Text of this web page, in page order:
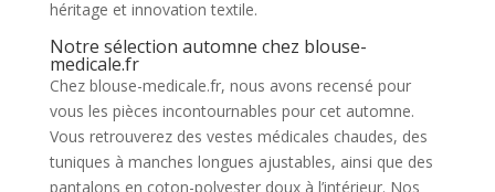
héritage et innovation textile.
Notre sélection automne chez blouse-
medicale.fr
Chez blouse-medicale.fr, nous avons recensé pour
vous les pièces incontournables pour cet automne.
Vous retrouverez des vestes médicales chaudes, des
tuniques à manches longues ajustables, ainsi que des
pantalons en coton-polyester doux à l’intérieur. Nos